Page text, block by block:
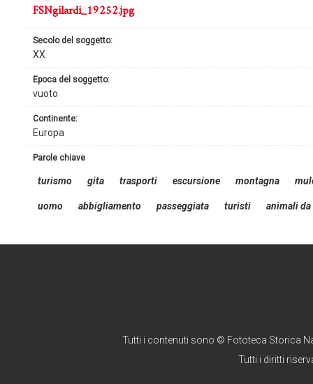
continente:
Europa
secolo del soggetto:
XX
epoca del soggetto:
vuoto
FSNgilardi_19252.jpg
parole chiave
turismo gita trasporti escursione montagna
uomo abbigliamento passeggiata turisti animali
Tutti i contenuti sono © Fototeca Storica
Tutti i diritti